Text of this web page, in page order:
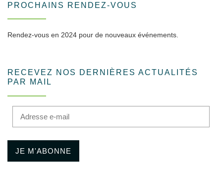
PROCHAINS RENDEZ-VOUS
Rendez-vous en 2024 pour de nouveaux événements.
RECEVEZ NOS DERNIÈRES ACTUALITÉS
PAR MAIL
JE M'ABONNE